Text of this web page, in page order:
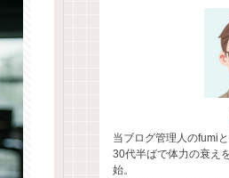
当ブログ管理人のfumiと
30代半ばで体力の衰え
始。